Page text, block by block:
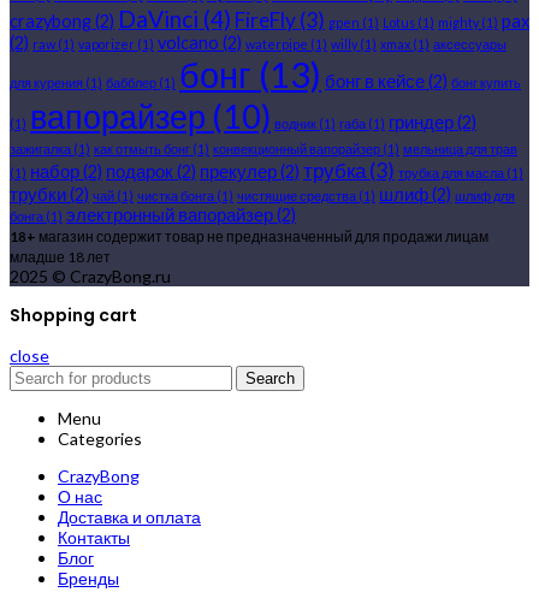
crazybong(2) DaVinci (4) FireFly(3) gpen (1) Lotus (1) mighty(1) pax
(2) raw (1) vaporizer (1) volcano (2) waterpipe (1) willy(1) xmax (1) аксессуары
для курения (1) бабблер (1) бонг (13) бонг в кейсе(2) бонг купить
(1) вапорайзер (10) водник (1) габа (1) гриндер(2)
зажигалка (1) как отмыть бонг (1) конвекционный вапорайзер (1) мельница для трав
(1) набор(2) подарок(2) прекулер(2) трубка(3) трубка для масла (1)
трубки(2) чай (1) чистка бонга (1) чистящие средства (1) шлиф(2) шлиф для
бонга (1) электронный вапорайзер(2)
18+ магазин содержит товар не предназначенный для продажи лицам
младше 18 лет
2025 © CrazyBong.ru
Shopping cart
close
Search
Menu
Categories
CrazyBong
О нас
Доставка и оплата
Контакты
Блог
Бренды